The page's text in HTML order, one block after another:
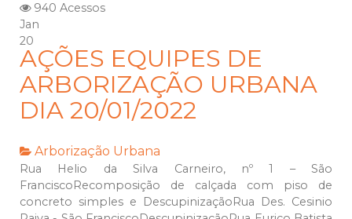
940 Acessos
Jan
20
AÇÕES EQUIPES DE
ARBORIZAÇÃO URBANA
DIA 20/01/2022
Arborização Urbana
Rua Helio da Silva Carneiro, nº 1 – São
FranciscoRecomposição de calçada com piso de
concreto simples e DescupinizaçãoRua Des. Cesinio